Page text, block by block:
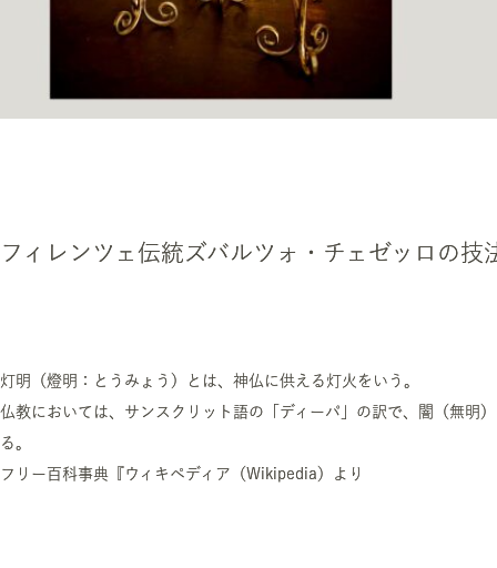
フィレンツェ伝統ズバルツォ・チェゼッロの
灯明（燈明：とうみょう）とは、神仏に供える灯火をいう。
仏教においては、サンスクリット語の「ディーパ」の訳で、闇（無明
る。
フリー百科事典『ウィキペディア（Wikipedia）より